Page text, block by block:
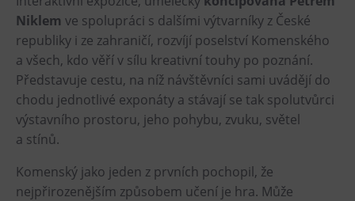
Heligonka
HopJump
Lezecká stěna
Národní zemědělské muzeum
Fajna Dilna
FUTUREUM
Prohlídky
Niklem ve spolupráci s dalšími výtvarníky z České
republiky i ze zahraničí, rozvíjí poselství Komenského
a všech, kdo věří v sílu kreativní touhy po poznání.
Představuje cestu, na níž návštěvníci sami uvádějí do
chodu jednotlivé exponáty a stávají se tak spolutvůrci
výstavního prostoru, jeho pohybu, zvuku, světel
a stínů.
Komenský jako jeden z prvních pochopil, že
nejpřirozenějším způsobem učení je hra. Může